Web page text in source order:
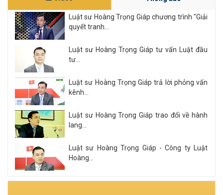
Luật sư Hoàng Trọng Giáp chương trình "Giải
quyết tranh...
Luật sư Hoàng Trọng Giáp tư vấn Luật đầu
tư...
Luật sư Hoàng Trọng Giáp trả lời phỏng vấn
kênh...
Luật sư Hoàng Trọng Giáp trao đổi về hành
lang...
Luật sư Hoàng Trọng Giáp - Công ty Luật
Hoàng...
Xem tất cả